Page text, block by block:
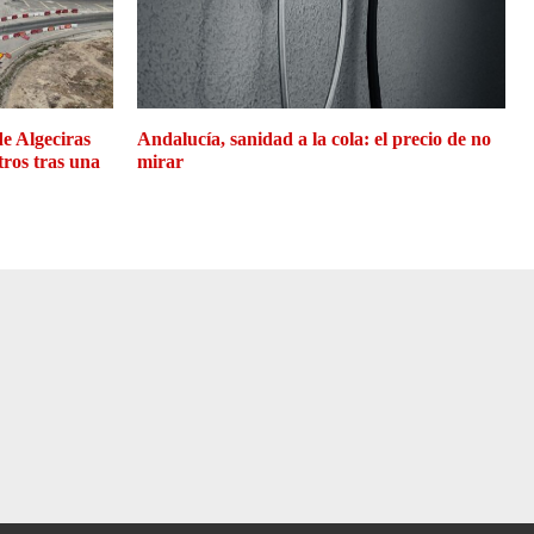
Algeciras
tras una
Andalucía, sanidad a la cola: el precio de no
mirar